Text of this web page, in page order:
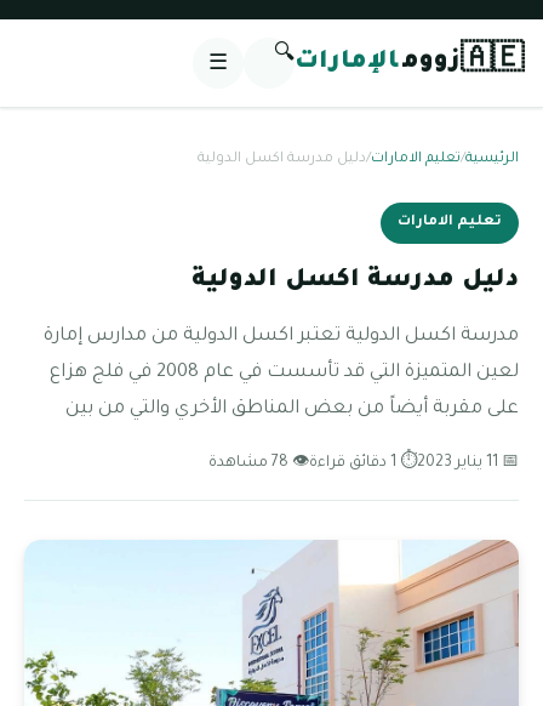
🇦🇪زوومالإمارات🔍
☰
الرئيسية/تعليم الامارات/دليل مدرسة اكسل الدولية
تعليم الامارات
دليل مدرسة اكسل الدولية
مدرسة اكسل الدولية تعتبر اكسل الدولية من مدارس إمارة
لعين المتميزة التي قد تأسست في عام 2008 في فلج هزاع
على مقربة أيضاً من بعض المناطق الأخري والتي من بين
📅 11 يناير 2023 ⏱ 1 دقائق قراءة 👁 78 مشاهدة